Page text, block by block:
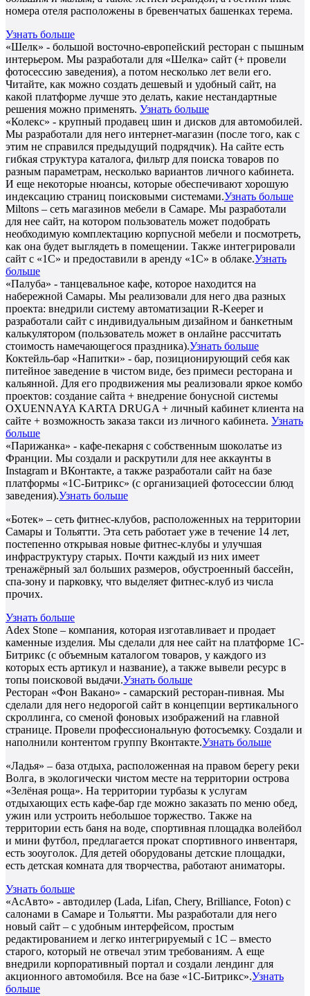
номера отеля расположены в бревенчатых башенках терема.
Узнать больше
«Шелк» - большой восточно-европейский ресторан с пышным
интерьером. Мы разработали для «Шелка» сайт (+ провели
фотосессию заведения), а потом несколько лет вели его.
Читайте, как можно создать дешевый и удобный сайт, на
какой платформе лучше это делать, какие нестандартные
решения можно применять. Узнать больше
«Колекс» - крупный продавец шин и дисков для автомобилей.
Мы разработали для него интернет-магазин (после того, как с
этим не справился предыдущий подрядчик). На сайте есть
гибкая структура каталога, фильтр для поиска товаров по
разным параметрам, несколько вариантов личного кабинета.
И еще некоторые нюансы, которые обеспечивают хорошую
индексацию страниц поисковыми системами.Узнать больше
Miltons – сеть магазинов мебели в Самаре. Мы разработали
для нее сайт, на котором пользователь может подобрать
необходимую комплектацию корпусной мебели и посмотреть,
как она будет выглядеть в помещении. Также интегрировали
сайт с «1С» и предоставили в аренду «1С» в облаке.Узнать
больше
«Палуба» - танцевальное кафе, которое находится на
набережной Самары. Мы реализовали для него два разных
проекта: внедрили систему автоматизации R-Keeper и
разработали сайт с индивидуальным дизайном и банкетным
калькулятором (пользователь может в онлайне рассчитать
стоимость намечающегося праздника).Узнать больше
Коктейль-бар «Напитки» - бар, позиционирующий себя как
питейное заведение в чистом виде, без примеси ресторана и
кальянной. Для его продвижения мы реализовали яркое комбо
проектов: создание сайта + внедрение бонусной системы
OXUENNAYA KARTA DRUGA + личный кабинет клиента на
сайте + возможность заказа такси из личного кабинета. Узнать
больше
«Парижанка» - кафе-пекарня с собственным шоколатье из
Франции. Мы создали и раскрутили для нее аккаунты в
Instagram и ВКонтакте, а также разработали сайт на базе
платформы «1С-Битрикс» (с организацией фотосессии блюд
заведения).Узнать больше
«Ботек» – сеть фитнес-клубов, расположенных на территории
Самары и Тольятти. Эта сеть работает уже в течение 14 лет,
постепенно открывая новые фитнес-клубы и улучшая
инфраструктуру старых. Почти каждый из них имеет
тренажёрный зал больших размеров, обустроенный бассейн,
спа-зону и парковку, что выделяет фитнес-клуб из числа
прочих.
Узнать больше
Adex Stone – компания, которая изготавливает и продает
каменные изделия. Мы сделали для нее сайт на платформе 1С-
Битрикс (с объемным каталогом товаров, у каждого из
которых есть артикул и название), а также вывели ресурс в
топы поисковой выдачи.Узнать больше
Ресторан «Фон Вакано» - самарский ресторан-пивная. Мы
сделали для него недорогой сайт в концепции вертикального
скроллинга, со сменой фоновых изображений на главной
странице. Провели профессиональную фотосъемку. Создали и
наполнили контентом группу Вконтакте.Узнать больше
«Ладья» – база отдыха, расположенная на правом берегу реки
Волга, в экологически чистом месте на территории острова
«Зелёная роща». На территории турбазы к услугам
отдыхающих есть кафе-бар где можно заказать по меню обед,
ужин или устроить небольшое торжество. Также на
территории есть баня на воде, спортивная площадка волейбол
и мини футбол, предлагается прокат спортивного инвентаря,
есть зооуголок. Для детей оборудованы детские площадки,
есть детская комната для творчества, работают аниматоры.
Узнать больше
«АсАвто» - автодилер (Lada, Lifan, Chery, Brilliance, Foton) с
салонами в Самаре и Тольятти. Мы разработали для него
новый сайт – с удобным интерфейсом, простым
редактированием и легко интегрируемый с 1С – вместо
старого, который не отвечал этим требованиям. А еще
внедрили корпоративный портал и создали лендинг для
акционного автомобиля. Все на базе «1С-Битрикс».Узнать
больше